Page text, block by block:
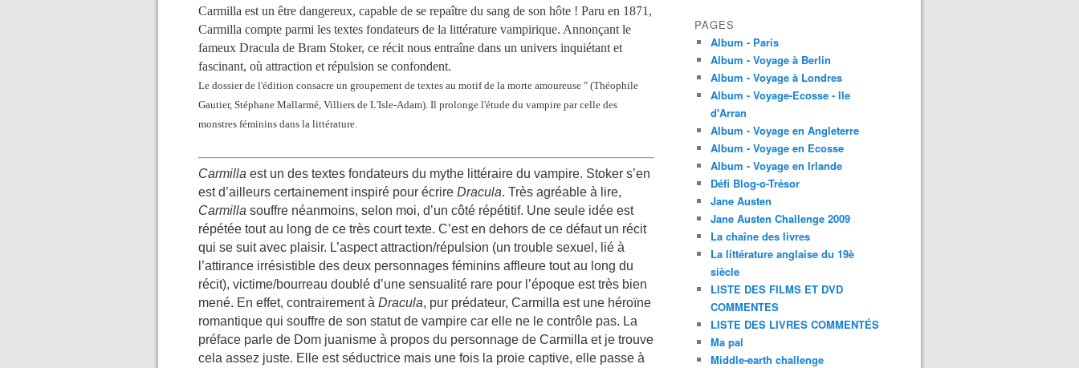
Carmilla est un être dangereux, capable de se repaître du sang de son hôte ! Paru en 1871,
Carmilla compte parmi les textes fondateurs de la littérature vampirique. Annonçant le
fameux Dracula de Bram Stoker, ce récit nous entraîne dans un univers inquiétant et
fascinant, où attraction et répulsion se confondent.
Le dossier de l'édition consacre un groupement de textes au motif de la morte amoureuse " (Théophile
Gautier, Stéphane Mallarmé, Villiers de L'Isle-Adam). Il prolonge l'étude du vampire par celle des
monstres féminins dans la littérature.
Carmilla est un des textes fondateurs du mythe littéraire du vampire. Stoker s’en
est d’ailleurs certainement inspiré pour écrire Dracula. Très agréable à lire,
Carmilla souffre néanmoins, selon moi, d’un côté répétitif. Une seule idée est
répétée tout au long de ce très court texte. C’est en dehors de ce défaut un récit
qui se suit avec plaisir. L’aspect attraction/répulsion (un trouble sexuel, lié à
l’attirance irrésistible des deux personnages féminins affleure tout au long du
récit), victime/bourreau doublé d’une sensualité rare pour l’époque est très bien
mené. En effet, contrairement à Dracula, pur prédateur, Carmilla est une héroïne
romantique qui souffre de son statut de vampire car elle ne le contrôle pas. La
préface parle de Dom juanisme à propos du personnage de Carmilla et je trouve
cela assez juste. Elle est séductrice mais une fois la proie captive, elle passe à
PAGES
Album - Paris
Album - Voyage à Berlin
Album - Voyage à Londres
Album - Voyage-Ecosse - Ile
d'Arran
Album - Voyage en Angleterre
Album - Voyage en Ecosse
Album - Voyage en Irlande
Défi Blog-o-Trésor
Jane Austen
Jane Austen Challenge 2009
La chaîne des livres
La littérature anglaise du 19è
siècle
LISTE DES FILMS ET DVD
COMMENTES
LISTE DES LIVRES COMMENTÉS
Ma pal
Middle-earth challenge